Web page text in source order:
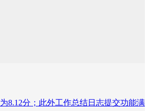
8.12分；此外工作总结日志提交功能满